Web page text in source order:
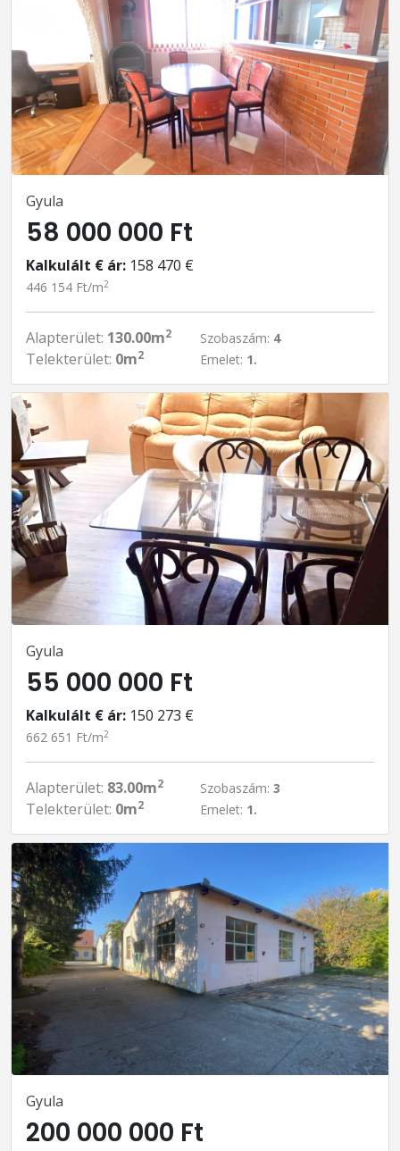
Gyula
58 000 000 Ft
Kalkulált € ár: 158 470 €
446 154 Ft/m2
Alapterület: 130.00m2
Telekterület: 0m2
Szobaszám: 4
Emelet: 1.
Gyula
55 000 000 Ft
Kalkulált € ár: 150 273 €
662 651 Ft/m2
Alapterület: 83.00m2
Telekterület: 0m2
Szobaszám: 3
Emelet: 1.
Gyula
200 000 000 Ft